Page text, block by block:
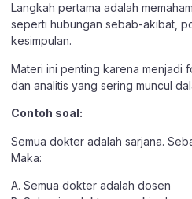
Langkah pertama adalah
seperti hubungan sebab-akibat,
kesimpulan.
Materi ini penting karena menjadi
dan analitis yang sering muncul
Contoh soal:
Semua dokter adalah sarjana.
Maka:
A. Semua dokter adalah dosen